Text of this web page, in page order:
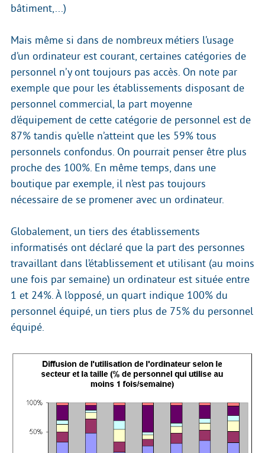
bâtiment,...)
Mais même si dans de nombreux métiers l’usage
d’un ordinateur est courant, certaines catégories de
personnel n’y ont toujours pas accès. On note par
exemple que pour les établissements disposant de
personnel commercial, la part moyenne
d’équipement de cette catégorie de personnel est de
87% tandis qu’elle n’atteint que les 59% tous
personnels confondus. On pourrait penser être plus
proche des 100%. En même temps, dans une
boutique par exemple, il n’est pas toujours
nécessaire de se promener avec un ordinateur.
Globalement, un tiers des établissements
informatisés ont déclaré que la part des personnes
travaillant dans l’établissement et utilisant (au moins
une fois par semaine) un ordinateur est située entre
1 et 24%. À l’opposé, un quart indique 100% du
personnel équipé, un tiers plus de 75% du personnel
équipé.